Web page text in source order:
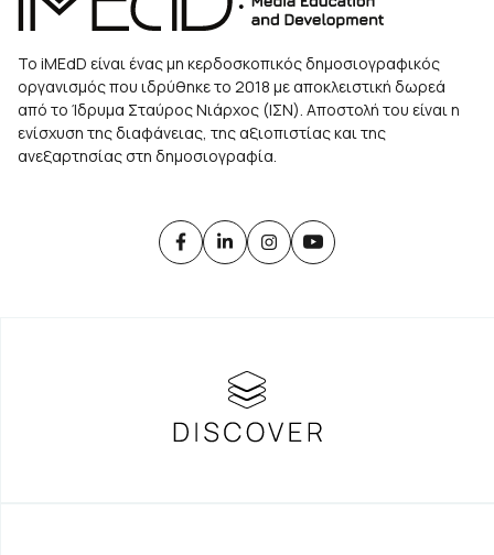
Το iMEdD είναι ένας μη κερδοσκοπικός δημοσιογραφικός
οργανισμός που ιδρύθηκε το 2018 με αποκλειστική δωρεά
από το Ίδρυμα Σταύρος Νιάρχος (ΙΣΝ). Αποστολή του είναι η
ενίσχυση της διαφάνειας, της αξιοπιστίας και της
ανεξαρτησίας στη δημοσιογραφία.